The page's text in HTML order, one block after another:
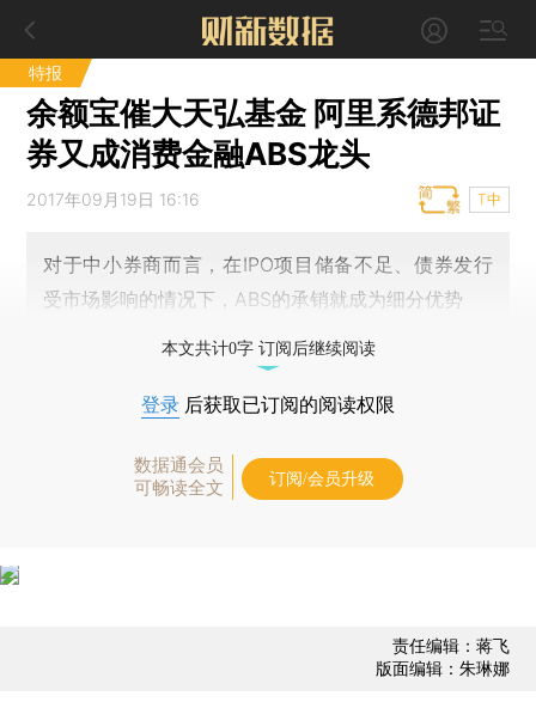
特报
余额宝催大天弘基金 阿里系德邦证
券又成消费金融ABS龙头
2017年09月19日 16:16 T中
对于中小券商而言，在IPO项目储备不足、债券发行
受市场影响的情况下，ABS的承销就成为细分优势
本文共计0字 订阅后继续阅读
登录 后获取已订阅的阅读权限
数据通会员
可畅读全文
订阅/会员升级
责任编辑：蒋飞
版面编辑：朱琳娜